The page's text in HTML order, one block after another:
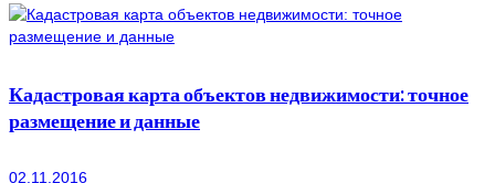
Кадастровая карта объектов недвижимости: точное
размещение и данные
02.11.2016